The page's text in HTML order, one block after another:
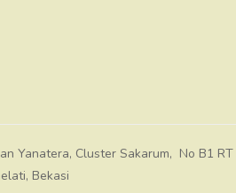
Yanatera, Cluster Sakarum, No B1 RT
Bekasi